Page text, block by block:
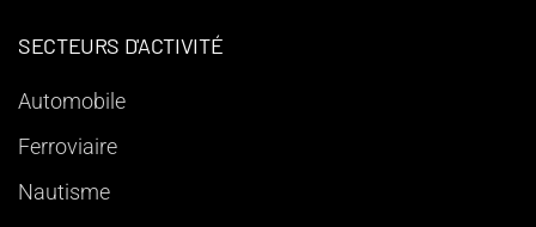
SECTEURS D'ACTIVITÉ
Automobile
Ferroviaire
Nautisme